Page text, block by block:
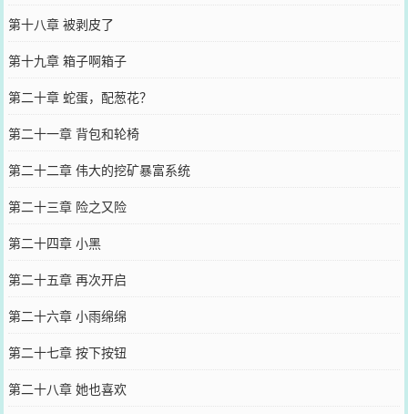
第十八章 被剥皮了
第十九章 箱子啊箱子
第二十章 蛇蛋，配葱花？
第二十一章 背包和轮椅
第二十二章 伟大的挖矿暴富系统
第二十三章 险之又险
第二十四章 小黑
第二十五章 再次开启
第二十六章 小雨绵绵
第二十七章 按下按钮
第二十八章 她也喜欢